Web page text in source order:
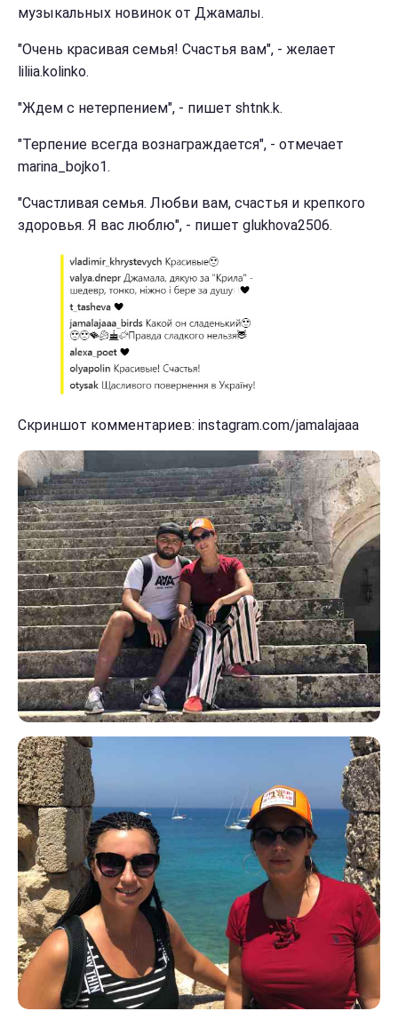
музыкальных новинок от Джамалы.
"Очень красивая семья! Счастья вам", - желает
liliia.kolinko.
"Ждем с нетерпением", - пишет shtnk.k.
"Терпение всегда вознаграждается", - отмечает
marina_bojko1.
"Счастливая семья. Любви вам, счастья и крепкого
здоровья. Я вас люблю", - пишет glukhova2506.
Скриншот комментариев: instagram.com/jamalajaaa